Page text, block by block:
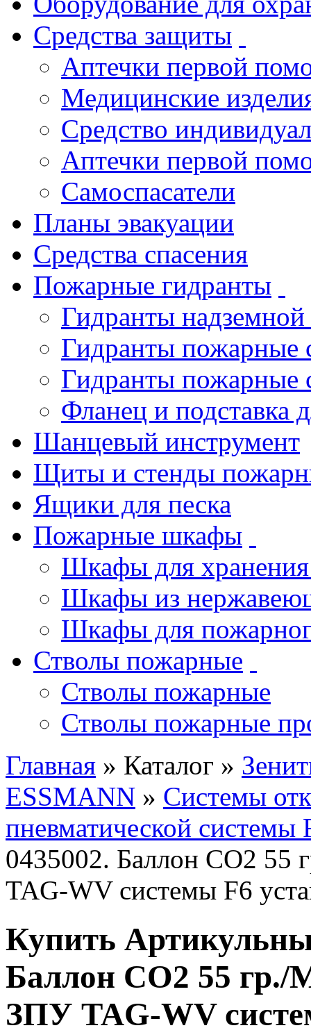
Средства защиты
Аптечки первой
Медицинские
Средство
Аптечки первой
Самоспасатели
Планы эвакуации
Средства спасения
Пожарные гидранты
Гидранты
Гидранты пожарные
Гидранты пожарные
Фланец и подставка
Шанцевый инструмент
Щиты и стенды
Ящики для песка
Пожарные шкафы
Шкафы для хранения
Шкафы из
Шкафы для
Стволы пожарные
Стволы пожарные
Стволы пожарные
Главная » Каталог »
ESSMANN » Системы
пневматической системы
0435002. Баллон СО2 55
TAG-WV системы F6
Купить
Баллон СО2 55 гр./
ЗПУ TAG-WV